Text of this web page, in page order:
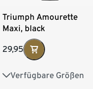
Triumph Amourette
Maxi, black
29,95
Verfügbare Größen
38 40 42 44